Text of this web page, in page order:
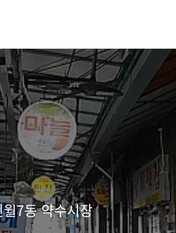
7동 약수시장